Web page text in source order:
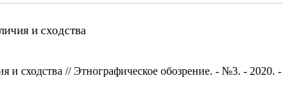
и сходства
сходства // Этнографическое обозрение. - №3. - 2020. -